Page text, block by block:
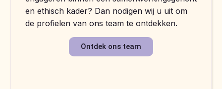
en ethisch kader? Dan nodigen wij u uit om
de profielen van ons team te ontdekken.
Ontdek ons team